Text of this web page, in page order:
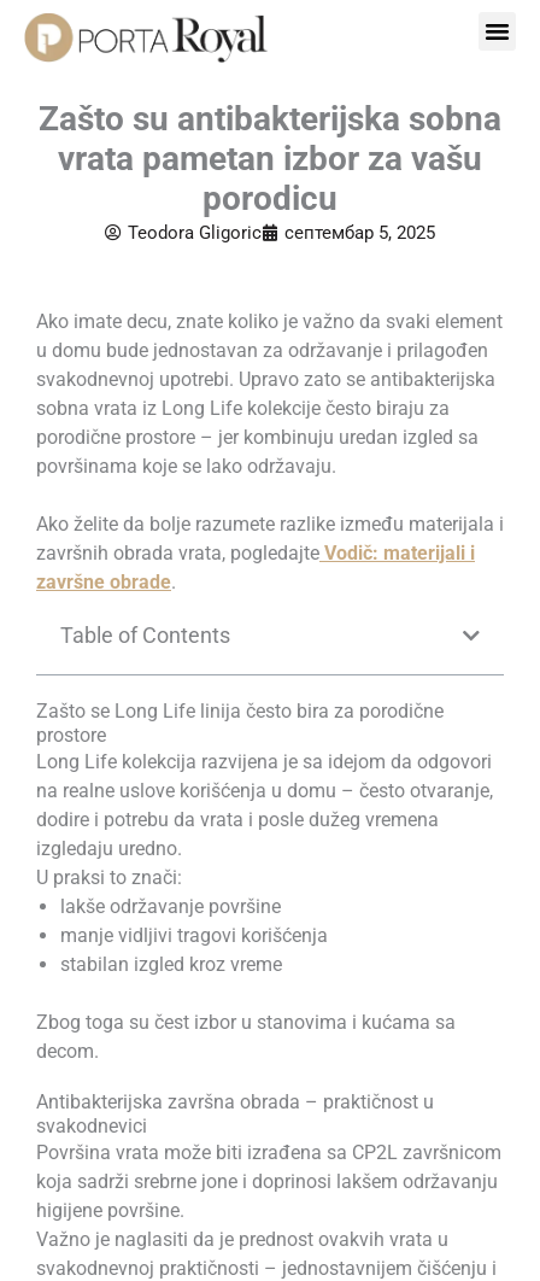
Пређи
Zašto su antibakterijska sobna
vrata pametan izbor za vašu
porodicu
Teodora Gligoric септембар 5, 2025
Ako imate decu, znate koliko je važno da svaki element
u domu bude jednostavan za održavanje i prilagođen
svakodnevnoj upotrebi. Upravo zato se antibakterijska
sobna vrata iz Long Life kolekcije često biraju za
porodične prostore – jer kombinuju uredan izgled sa
površinama koje se lako održavaju.
Ako želite da bolje razumete razlike između materijala i
završnih obrada vrata, pogledajte Vodič: materijali i
završne obrade.
Table of Contents
Zašto se Long Life linija često bira za porodične
prostore
Long Life kolekcija razvijena je sa idejom da odgovori
na realne uslove korišćenja u domu – često otvaranje,
dodire i potrebu da vrata i posle dužeg vremena
izgledaju uredno.
U praksi to znači:
lakše održavanje površine
manje vidljivi tragovi korišćenja
stabilan izgled kroz vreme
Zbog toga su čest izbor u stanovima i kućama sa
decom.
Antibakterijska završna obrada – praktičnost u
svakodnevici
Površina vrata može biti izrađena sa CP2L završnicom
koja sadrži srebrne jone i doprinosi lakšem održavanju
higijene površine.
Važno je naglasiti da je prednost ovakvih vrata u
svakodnevnoj praktičnosti – jednostavnijem čišćenju i